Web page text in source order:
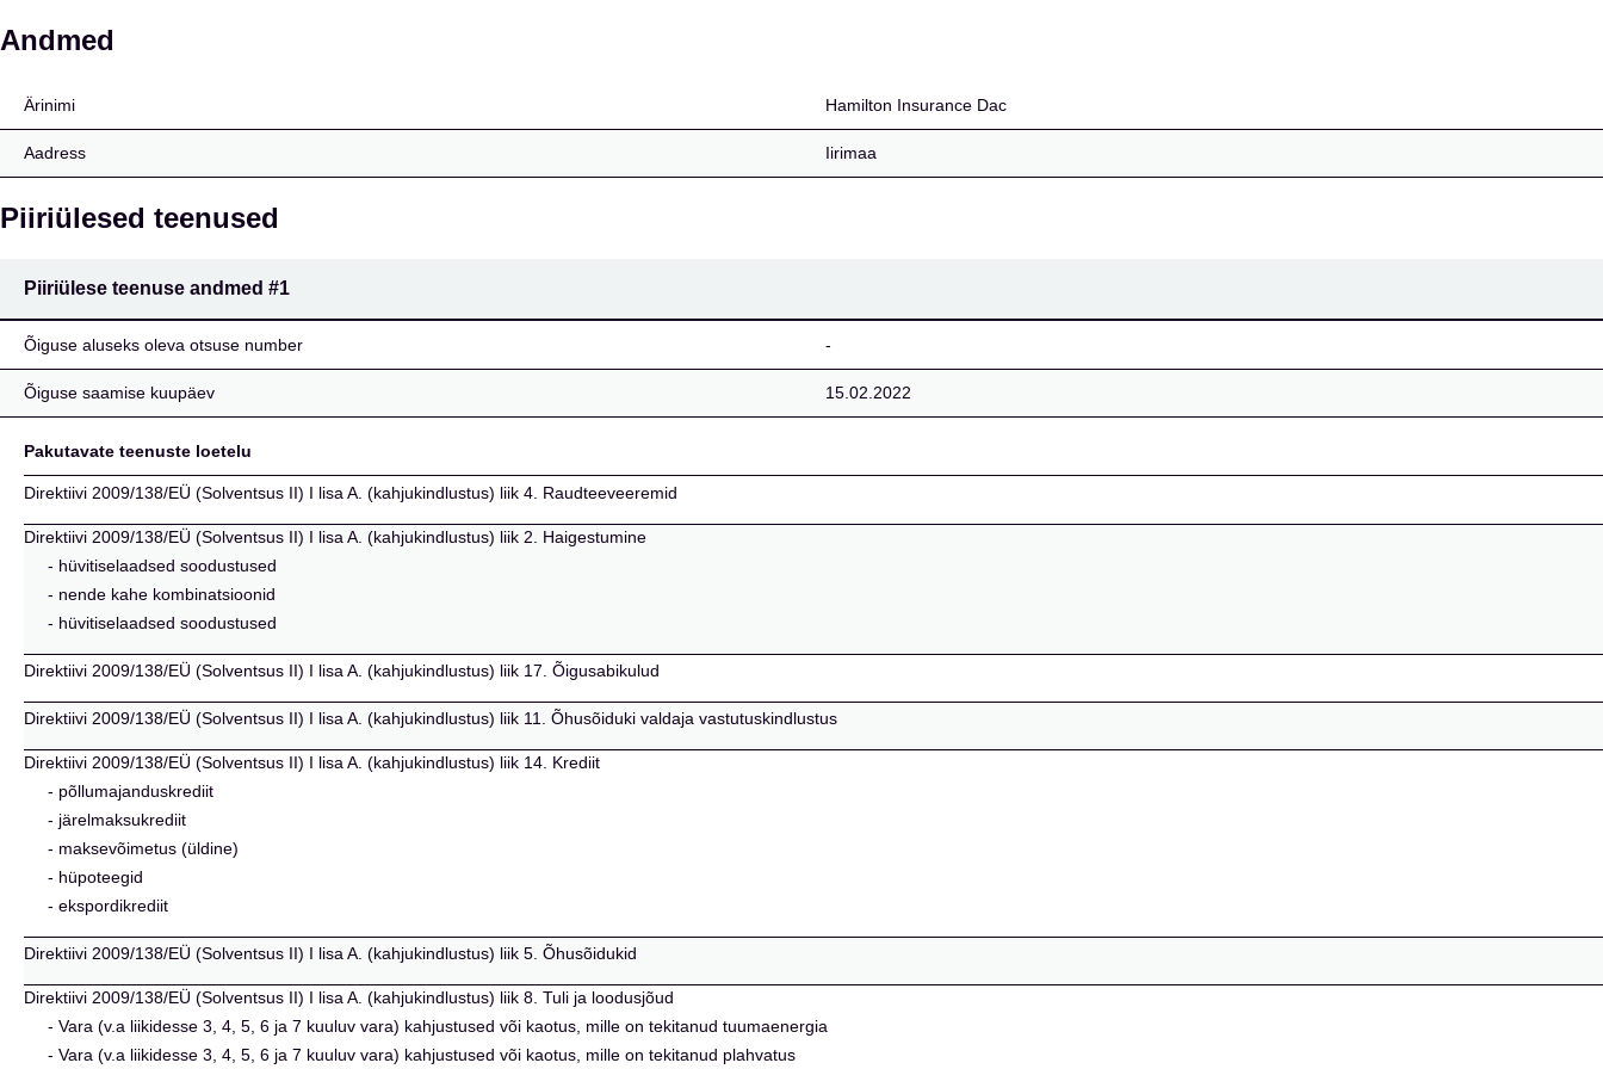
Hamilton Insurance Dac
Andmed
Ärinimi Hamilton Insurance Dac
Aadress Iirimaa
Piiriülesed teenused
Piiriülese teenuse andmed #1
Õiguse aluseks oleva otsuse number -
Õiguse saamise kuupäev 15.02.2022
Pakutavate teenuste loetelu
Direktiivi 2009/138/EÜ (Solventsus II) I lisa A. (kahjukindlustus) liik 4. Raudteeveeremid
Direktiivi 2009/138/EÜ (Solventsus II) I lisa A. (kahjukindlustus) liik 2. Haigestumine
- hüvitiselaadsed soodustused
- nende kahe kombinatsioonid
- hüvitiselaadsed soodustused
Direktiivi 2009/138/EÜ (Solventsus II) I lisa A. (kahjukindlustus) liik 17. Õigusabikulud
Direktiivi 2009/138/EÜ (Solventsus II) I lisa A. (kahjukindlustus) liik 11. Õhusõiduki valdaja vastutuskindlustus
Direktiivi 2009/138/EÜ (Solventsus II) I lisa A. (kahjukindlustus) liik 14. Krediit
- põllumajanduskrediit
- järelmaksukrediit
- maksevõimetus (üldine)
- hüpoteegid
- ekspordikrediit
Direktiivi 2009/138/EÜ (Solventsus II) I lisa A. (kahjukindlustus) liik 5. Õhusõidukid
Direktiivi 2009/138/EÜ (Solventsus II) I lisa A. (kahjukindlustus) liik 8. Tuli ja loodusjõud
- Vara (v.a liikidesse 3, 4, 5, 6 ja 7 kuuluv vara) kahjustused või kaotus, mille on tekitanud tuumaenergia
- Vara (v.a liikidesse 3, 4, 5, 6 ja 7 kuuluv vara) kahjustused või kaotus, mille on tekitanud plahvatus